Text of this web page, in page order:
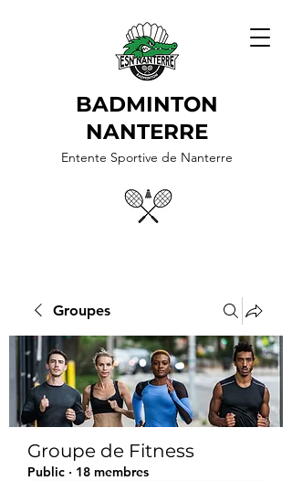
BADMINTON
NANTERRE
Entente Sportive de Nanterre
Groupes
Groupe de Fitness
Public · 18 membres